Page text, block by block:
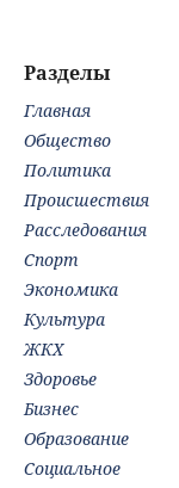
Разделы
Главная
Общество
Политика
Происшествия
Расследования
Спорт
Экономика
Культура
ЖКХ
Здоровье
Бизнес
Образование
Социальное